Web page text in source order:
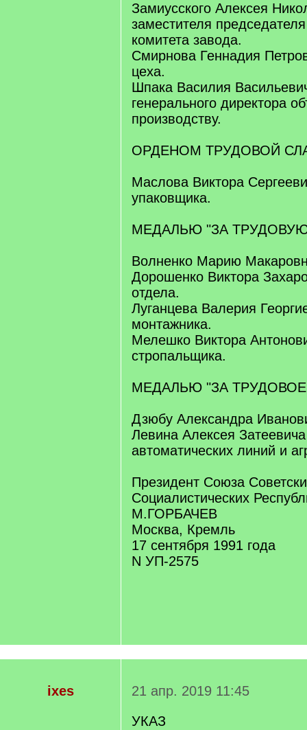
Замиусского Алексея
заместителя
комитета завода.
Смирнова Геннадия
цеха.
Шпака Василия
генерального директора
производству.
ОРДЕНОМ ТРУДОВОЙ
Маслова Виктора
упаковщика.
МЕДАЛЬЮ "ЗА
Волненко Марию
Дорошенко Виктора
отдела.
Луганцева Валерия
монтажника.
Мелешко Виктора
стропальщика.
МЕДАЛЬЮ "ЗА
Дзюбу Александра
Левина Алексея
автоматических линий и
Президент Союза
Социалистических
М.ГОРБАЧЕВ
Москва, Кремль
17 сентября 1991 года
N УП-2575
ixes
21 апр. 2019 11:45
УКАЗ